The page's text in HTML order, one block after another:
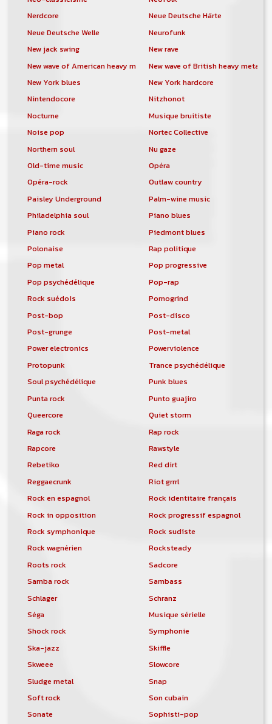
Nerdcore
Neue Deutsche Härte
Neue Deutsche Welle
Neurofunk
New jack swing
New rave
New wave of American heavy metalNew wave of British heavy metal
New York blues
New York hardcore
Nintendocore
Nitzhonot
Nocturne
Musique bruitiste
Noise pop
Nortec Collective
Northern soul
Nu gaze
Old-time music
Opéra
Opéra-rock
Outlaw country
Paisley Underground
Palm-wine music
Philadelphia soul
Piano blues
Piano rock
Piedmont blues
Polonaise
Rap politique
Pop metal
Pop progressive
Pop psychédélique
Pop-rap
Rock suédois
Pornogrind
Post-bop
Post-disco
Post-grunge
Post-metal
Power electronics
Powerviolence
Protopunk
Trance psychédélique
Soul psychédélique
Punk blues
Punta rock
Punto guajiro
Queercore
Quiet storm
Raga rock
Rap rock
Rapcore
Rawstyle
Rebetiko
Red dirt
Reggaecrunk
Riot grrrl
Rock en espagnol
Rock identitaire français
Rock in opposition
Rock progressif espagnol
Rock symphonique
Rock sudiste
Rock wagnérien
Rocksteady
Roots rock
Sadcore
Samba rock
Sambass
Schlager
Schranz
Séga
Musique sérielle
Shock rock
Symphonie
Ska-jazz
Skiffle
Skweee
Slowcore
Sludge metal
Snap
Soft rock
Son cubain
Sonate
Sophisti-pop